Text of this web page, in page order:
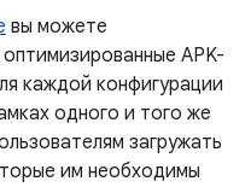
вы можете
APK-
каждой конфигурации
одного и того же
загружать
им необходимы